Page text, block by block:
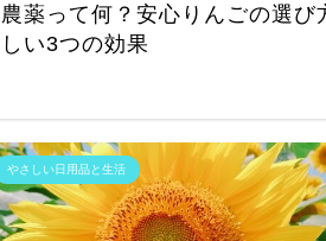
農薬って何？安心りんごの選び
しい3つの効果
やさしい日用品と生活